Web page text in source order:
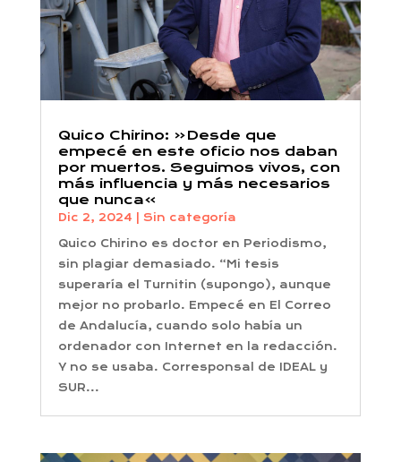
Quico Chirino: «Desde que
empecé en este oficio nos daban
por muertos. Seguimos vivos, con
más influencia y más necesarios
que nunca»
Dic 2, 2024 Sin categoría
Quico Chirino es doctor en Periodismo,
sin plagiar demasiado. “Mi tesis
superaría el Turnitin (supongo), aunque
mejor no probarlo. Empecé en El Correo
de Andalucía, cuando solo había un
ordenador con Internet en la redacción.
Y no se usaba. Corresponsal de IDEAL y
SUR...